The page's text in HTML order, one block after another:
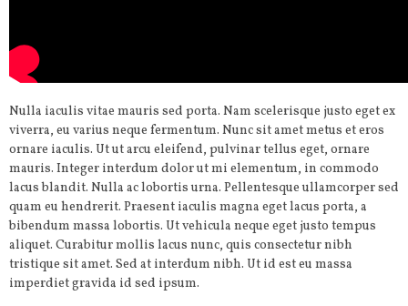
Nulla iaculis vitae mauris sed porta. Nam scelerisque justo eget ex
viverra, eu varius neque fermentum. Nunc sit amet metus et eros
ornare iaculis. Ut ut arcu eleifend, pulvinar tellus eget, ornare
mauris. Integer interdum dolor ut mi elementum, in commodo
lacus blandit. Nulla ac lobortis urna. Pellentesque ullamcorper sed
quam eu hendrerit. Praesent iaculis magna eget lacus porta, a
bibendum massa lobortis. Ut vehicula neque eget justo tempus
aliquet. Curabitur mollis lacus nunc, quis consectetur nibh
tristique sit amet. Sed at interdum nibh. Ut id est eu massa
imperdiet gravida id sed ipsum.